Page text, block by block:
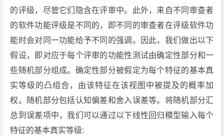
的评级，尽管它们隐含在评审中。此外，来自不同审查者
的软件功能评级是不同的，即不同的审查者在评级软件功
能时会对同一功能给予不同的强调。因此，我们做出以下
假设，即对应于每个评审的功能性测试由确定性部分和一
些随机部分组成。确定性部分被假定为每个特征的基本真
实等级的凸组合，由该特征在该视图中被提及的概率加
权。随机部分包括认知偏差和舍入误差等。将随机部分汇
总到误差项中，我们可以通过以下线性回归模型输入每个
特征的基本真实等级: